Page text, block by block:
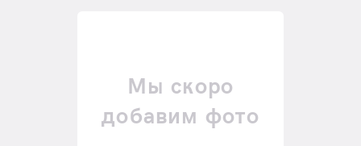
Мы скоро
добавим фото